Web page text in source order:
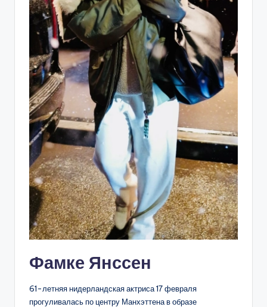
Фамке Янссен
61-летняя нидерландская актриса 17 февраля
прогуливалась по центру Манхэттена в образе